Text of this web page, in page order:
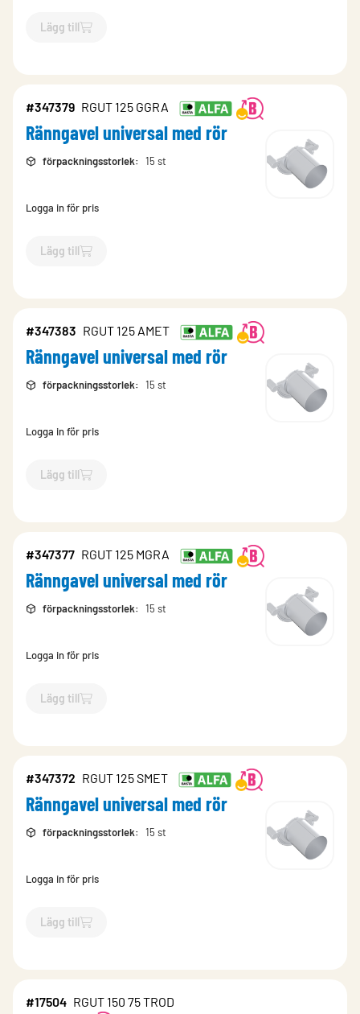
Lägg till
`$Lägg till
#347379 RGUT 125 GGRA
Ränngavel universal med rör
förpackningsstorlek: 15 st
Logga in för pris
Lägg till
`$Lägg till
#347383 RGUT 125 AMET
Ränngavel universal med rör
förpackningsstorlek: 15 st
Logga in för pris
Lägg till
`$Lägg till
#347377 RGUT 125 MGRA
Ränngavel universal med rör
förpackningsstorlek: 15 st
Logga in för pris
Lägg till
`$Lägg till
#347372 RGUT 125 SMET
Ränngavel universal med rör
förpackningsstorlek: 15 st
Logga in för pris
Lägg till
`$Lägg till
#17504 RGUT 150 75 TROD